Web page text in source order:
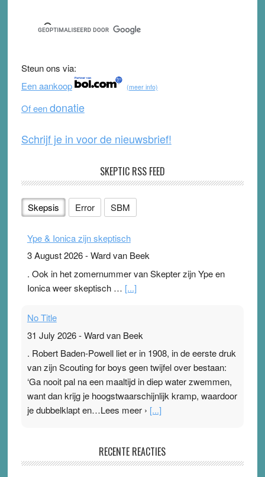
c
e
b
o
o
k
tt
er
u
T
b
e
e
d
Steun ons via:
Een aankoop
(meer info)
Of eendonatie
Schrijf je in voor de nieuwsbrief!
SKEPTIC RSS FEED
Skepsis Error SBM
Ype & Ionica zijn skeptisch
3 August 2026-Ward van Beek
. Ook in het zomernummer van Skepter zijn Ype en
Ionica weer skeptisch … [...]
No Title
31 July 2026-Ward van Beek
. Robert Baden-Powell liet er in 1908, in de eerste druk
van zijn Scouting for boys geen twijfel over bestaan:
‘Ga nooit pal na een maaltijd in diep water zwemmen,
want dan krijg je hoogstwaarschijnlijk kramp, waardoor
je dubbelklapt en…Lees meer › [...]
Ward van Beek
RECENTE REACTIES